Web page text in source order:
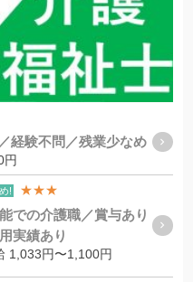
経験不問／残業少なめ
円
! ★★★
での介護職／賞与あり
実績あり
1,033円〜1,100円